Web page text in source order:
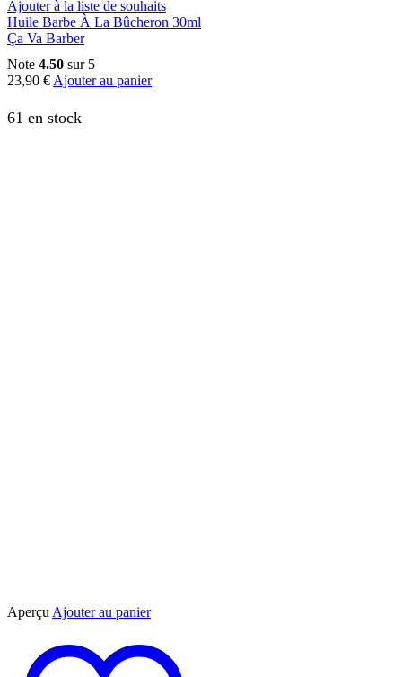
Ajouter à la liste de souhaits
Huile Barbe À La Bûcheron 30ml
Ça Va Barber
Note 4.50 sur 5
23,90 € Ajouter au panier
61 en stock
Aperçu Ajouter au panier